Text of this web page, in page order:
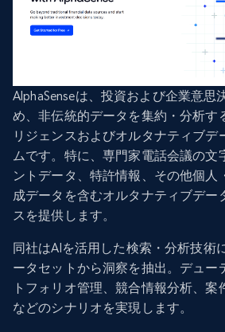
AlphaSenseは、投資および企業意思
め、非伝統的データを集約・分析す
リジェンスおよびオルタナティブデ
ムです。特に、専門家電話会議の文
ントデータ、特許情報、その他個人
成データを含むオルタナティブデー
スを提供します。
同社はAIを活用した検索・分析技術
ータセットから洞察を抽出。デュー
トフォリオ管理、競合情報分析、案
などのシナリオを実現します。